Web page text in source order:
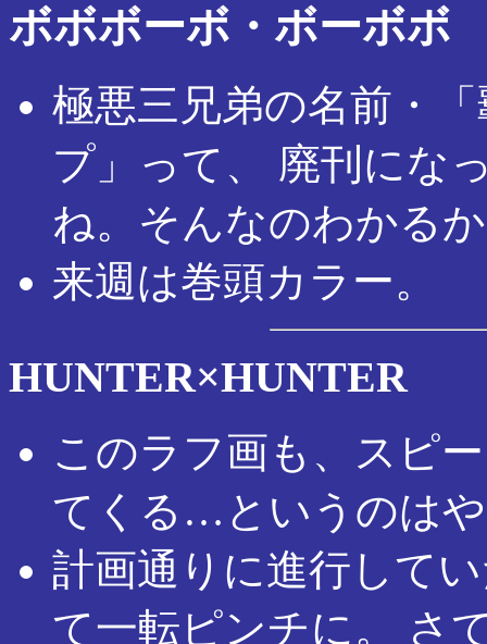
ボボボーボ・ボーボボ
極悪三兄弟の名前・
プ」って、 廃刊にな
ね。そんなのわかる
来週は巻頭カラー。
HUNTER×HUNTER
このラフ画も、スピ
てくる…というのは
計画通りに進行して
て一転ピンチに。 さ